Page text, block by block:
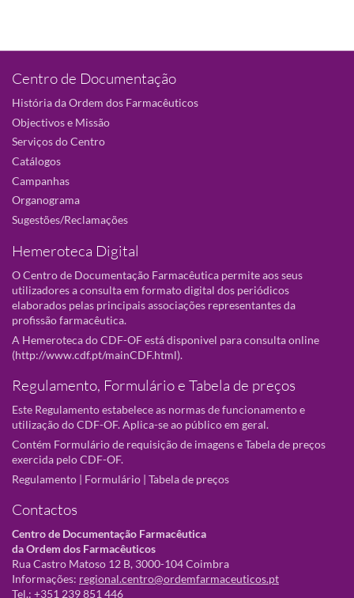
Centro de Documentação
História da Ordem dos Farmacêuticos
Objectivos e Missão
Serviços do Centro
Catálogos
Campanhas
Organograma
Sugestões/Reclamações
Hemeroteca Digital
O Centro de Documentação Farmacêutica permite aos seus
utilizadores a consulta em formato digital dos periódicos
elaborados pelas principais associações representantes da
profissão farmacêutica.
A Hemeroteca do CDF-OF está disponivel para consulta online
(http://www.cdf.pt/mainCDF.html).
Regulamento, Formulário e Tabela de preços
Este Regulamento estabelece as normas de funcionamento e
utilização do CDF-OF. Aplica-se ao público em geral.
Contém Formulário de requisição de imagens e Tabela de preços
exercida pelo CDF-OF.
Regulamento | Formulário | Tabela de preços
Contactos
Centro de Documentação Farmacêutica
da Ordem dos Farmacêuticos
Rua Castro Matoso 12 B, 3000-104 Coimbra
Informações: regional.centro@ordemfarmaceuticos.pt
Tel.: +351 239 851 446